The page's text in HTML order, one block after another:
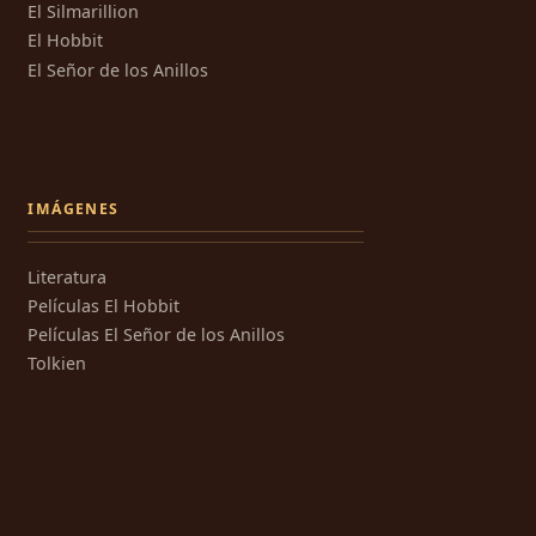
El Silmarillion
El Hobbit
El Señor de los Anillos
IMÁGENES
Literatura
Películas El Hobbit
Películas El Señor de los Anillos
Tolkien